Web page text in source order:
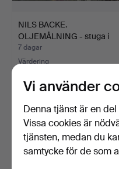
NILS BACKE.
OLJEMÅLNING - stuga i
fjällmil…
7 dagar
Värdering
Vi använder
Denna tjänst är en
Vissa cookies är
tjänsten, medan du
samtycke för de som